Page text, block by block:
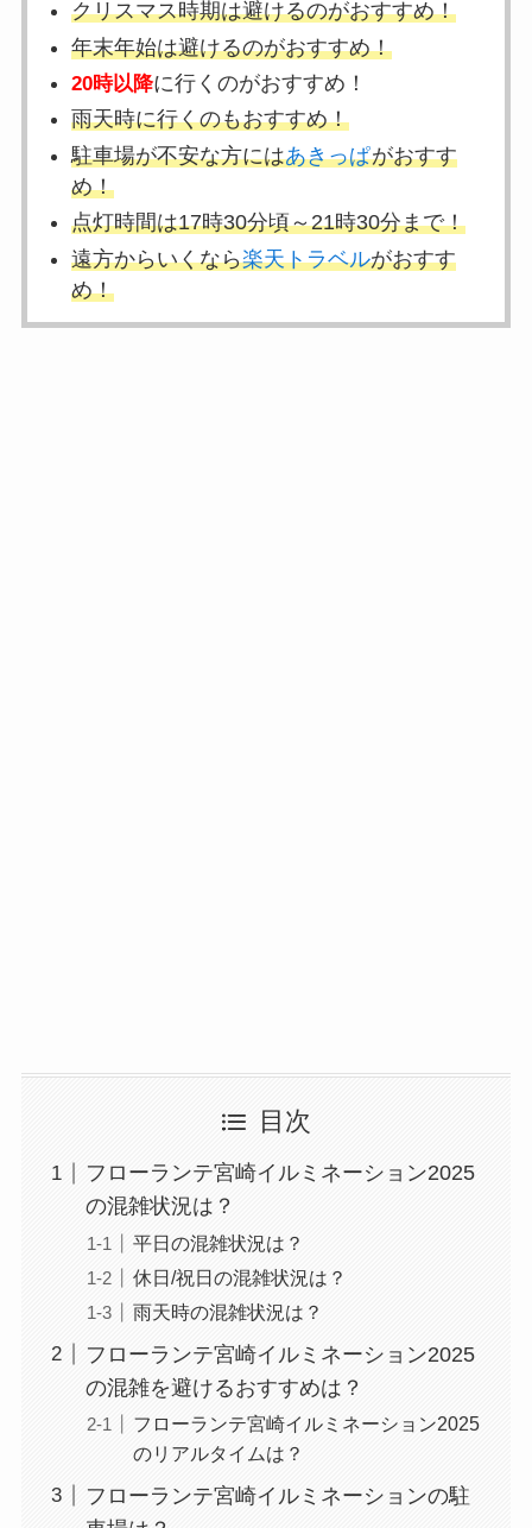
クリスマス時期は避けるのがおすすめ！
年末年始は避けるのがおすすめ！
20時以降に行くのがおすすめ！
雨天時に行くのもおすすめ！
駐車場が不安な方にはあきっぱがおすす
め！
点灯時間は17時30分頃～21時30分まで！
遠方からいくなら楽天トラベルがおすす
め！
目次
フローランテ宮崎イルミネーション2025
の混雑状況は？
平日の混雑状況は？
休日/祝日の混雑状況は？
雨天時の混雑状況は？
フローランテ宮崎イルミネーション2025
の混雑を避けるおすすめは？
フローランテ宮崎イルミネーション2025
のリアルタイムは？
フローランテ宮崎イルミネーションの駐